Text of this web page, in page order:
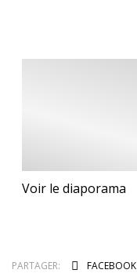
Voir le diaporama
PARTAGER: FACEBOOK